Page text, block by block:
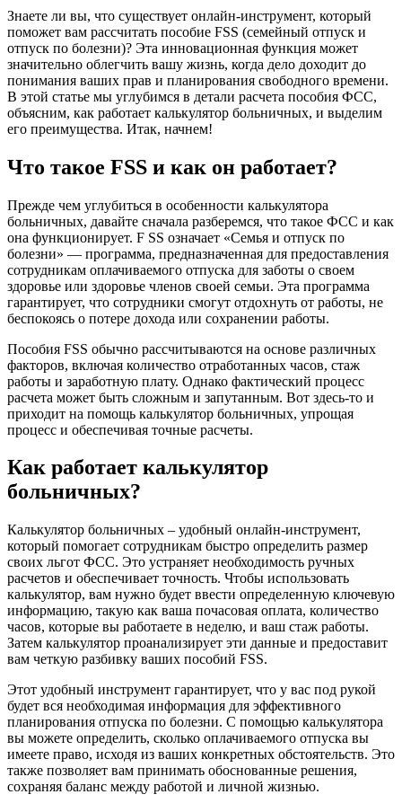
Знаете ли вы, что существует онлайн-инструмент, который
поможет вам рассчитать пособие FSS (семейный отпуск и
отпуск по болезни)? Эта инновационная функция может
значительно облегчить вашу жизнь, когда дело доходит до
понимания ваших прав и планирования свободного времени.
В этой статье мы углубимся в детали расчета пособия ФСС,
объясним, как работает калькулятор больничных, и выделим
его преимущества. Итак, начнем!
Что такое FSS и как он работает?
Прежде чем углубиться в особенности калькулятора
больничных, давайте сначала разберемся, что такое ФСС и как
она функционирует. F SS означает «Семья и отпуск по
болезни» — программа, предназначенная для предоставления
сотрудникам оплачиваемого отпуска для заботы о своем
здоровье или здоровье членов своей семьи. Эта программа
гарантирует, что сотрудники смогут отдохнуть от работы, не
беспокоясь о потере дохода или сохранении работы.
Пособия FSS обычно рассчитываются на основе различных
факторов, включая количество отработанных часов, стаж
работы и заработную плату. Однако фактический процесс
расчета может быть сложным и запутанным. Вот здесь-то и
приходит на помощь калькулятор больничных, упрощая
процесс и обеспечивая точные расчеты.
Как работает калькулятор
больничных?
Калькулятор больничных – удобный онлайн-инструмент,
который помогает сотрудникам быстро определить размер
своих льгот ФСС. Это устраняет необходимость ручных
расчетов и обеспечивает точность. Чтобы использовать
калькулятор, вам нужно будет ввести определенную ключевую
информацию, такую ​​​​как ваша почасовая оплата, количество
часов, которые вы работаете в неделю, и ваш стаж работы.
Затем калькулятор проанализирует эти данные и предоставит
вам четкую разбивку ваших пособий FSS.
Этот удобный инструмент гарантирует, что у вас под рукой
будет вся необходимая информация для эффективного
планирования отпуска по болезни. С помощью калькулятора
вы можете определить, сколько оплачиваемого отпуска вы
имеете право, исходя из ваших конкретных обстоятельств. Это
также позволяет вам принимать обоснованные решения,
сохраняя баланс между работой и личной жизнью.